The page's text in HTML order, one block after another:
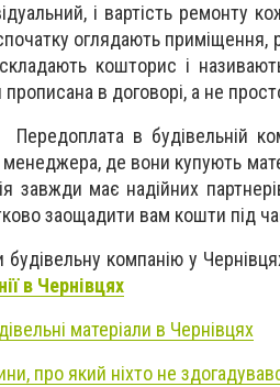
і вартість ремонту
оглядають приміщення,
кошторис і
в договорі, а не
Передоплата в будівельній
де вони купують
завжди має надійних
заощадити вам кошти під
будівельну компанію у
в Чернівцях
матеріали в Чернівцях
про який ніхто не